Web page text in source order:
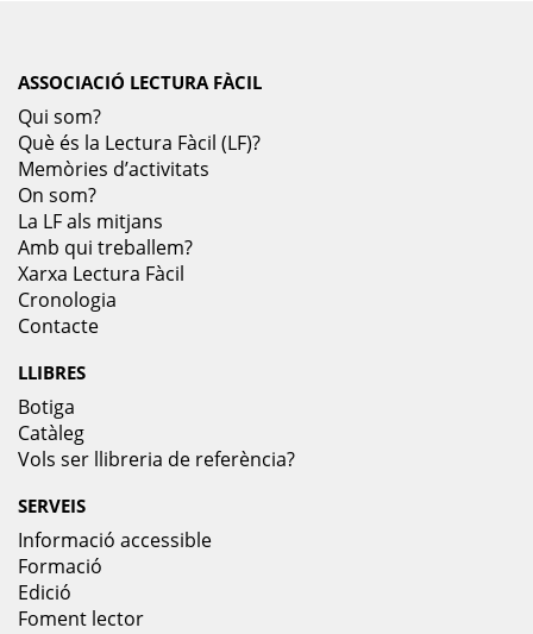
ASSOCIACIÓ LECTURA FÀCIL
Qui som?
Què és la Lectura Fàcil (LF)?
Memòries d’activitats
On som?
La LF als mitjans
Amb qui treballem?
Xarxa Lectura Fàcil
Cronologia
Contacte
LLIBRES
Botiga
Catàleg
Vols ser llibreria de referència?
SERVEIS
Informació accessible
Formació
Edició
Foment lector